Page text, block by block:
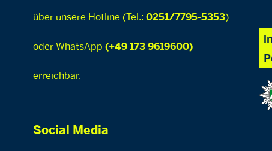
über unsere Hotline (Tel.: 0251/7795-5353)
oder WhatsApp (+49 173 9619600)
erreichbar.
Social Media